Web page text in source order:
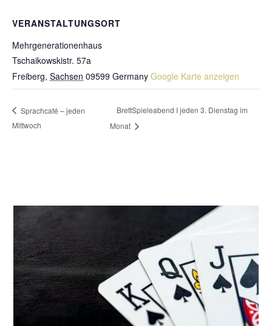
VERANSTALTUNGSORT
Mehrgenerationenhaus
Tschaikowskistr. 57a
Freiberg, Sachsen 09599 Germany Google Karte anzeigen
Sprachcafé – jeden
Mittwoch
BrettSpieleabend I jeden 3. Dienstag im
Monat